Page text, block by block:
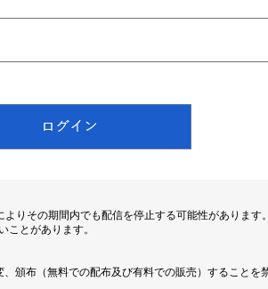
りその期間内でも配信を停止する可能性があります。
ことがあります。
頒布（無料での配布及び有料での販売）することを